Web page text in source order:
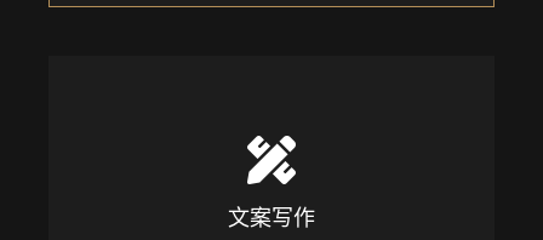
文案写作
Copywriting
We can help you develop professional content that
establishes legitimacy among potential customers and